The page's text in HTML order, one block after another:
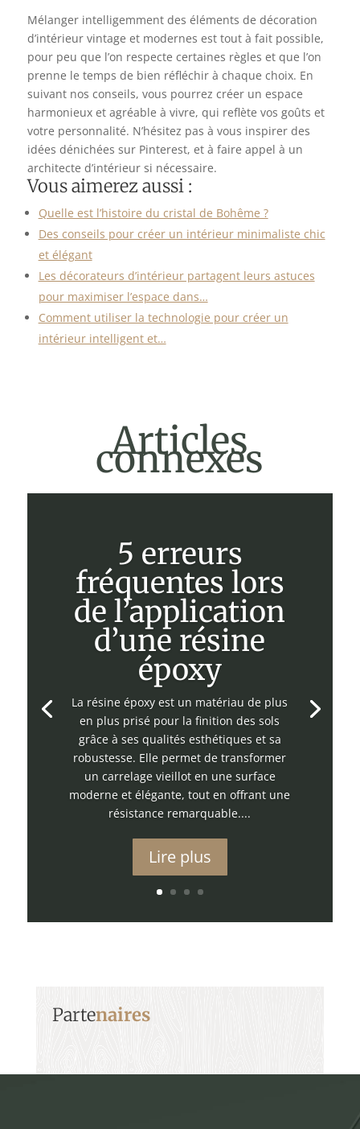
Mélanger intelligemment des éléments de décoration
d’intérieur vintage et modernes est tout à fait possible,
pour peu que l’on respecte certaines règles et que l’on
prenne le temps de bien réfléchir à chaque choix. En
suivant nos conseils, vous pourrez créer un espace
harmonieux et agréable à vivre, qui reflète vos goûts et
votre personnalité. N’hésitez pas à vous inspirer des
idées dénichées sur Pinterest, et à faire appel à un
architecte d’intérieur si nécessaire.
Vous aimerez aussi :
Quelle est l’histoire du cristal de Bohême ?
Des conseils pour créer un intérieur minimaliste chic
et élégant
Les décorateurs d’intérieur partagent leurs astuces
pour maximiser l’espace dans…
Comment utiliser la technologie pour créer un
intérieur intelligent et…
Articles
connexes
5 erreurs
fréquentes lors
de l’application
d’une résine
époxy
La résine époxy est un matériau de plus
en plus prisé pour la finition des sols
grâce à ses qualités esthétiques et sa
robustesse. Elle permet de transformer
un carrelage vieillot en une surface
moderne et élégante, tout en offrant une
résistance remarquable....
Lire plus
Partenaires